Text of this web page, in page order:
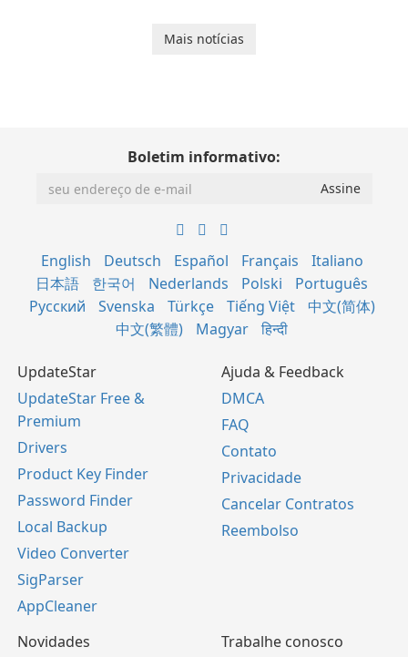
Mais notícias
Boletim informativo:
English Deutsch Español Français
Italiano
日本語
한국어 Nederlands Polski
Português
Русский
Svenska Türkçe Tiếng Việt
中文(简体)
中文(繁體)
Magyar हिन्दी
UpdateStar
UpdateStar Free &
Premium
Drivers
Product Key Finder
Password Finder
Local Backup
Video Converter
SigParser
AppCleaner
Ajuda & Feedback
DMCA
FAQ
Contato
Privacidade
Cancelar Contratos
Reembolso
Novidades
Trabalhe conosco